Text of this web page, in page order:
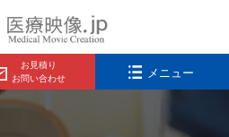
お見積り
お問い合わせ
メニュー